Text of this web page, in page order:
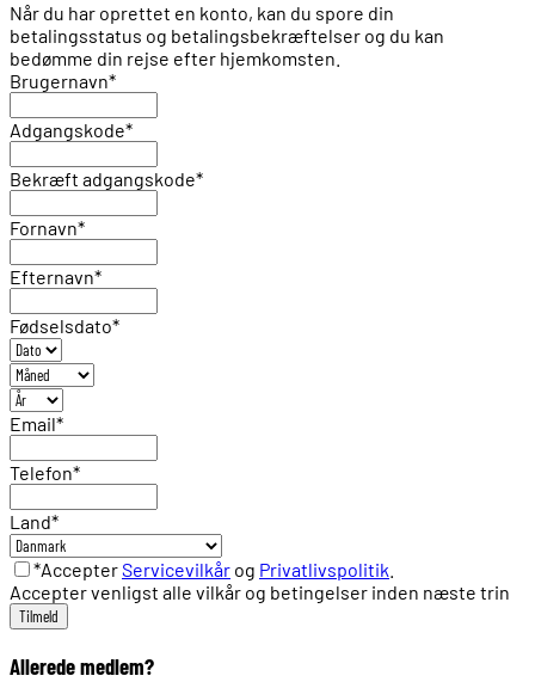
Når du har oprettet en konto, kan du spore din
betalingsstatus og betalingsbekræftelser og du kan
bedømme din rejse efter hjemkomsten.
Brugernavn*
Adgangskode*
Bekræft adgangskode*
Fornavn*
Efternavn*
Fødselsdato*
Email*
Telefon*
Land*
*AccepterServicevilkår og Privatlivspolitik
Accepter venligst alle vilkår og betingelser inden næste trin
Allerede medlem?